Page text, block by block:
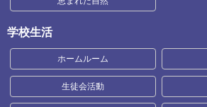
学校生活
ホームルーム
生徒会活動